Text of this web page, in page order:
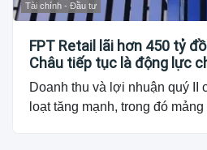
Tài chính - Đầu tư
FPT Retail lãi hơn 450 tỷ
Châu tiếp tục là động lực
Doanh thu và lợi nhuận quý II
loạt tăng mạnh, trong đó